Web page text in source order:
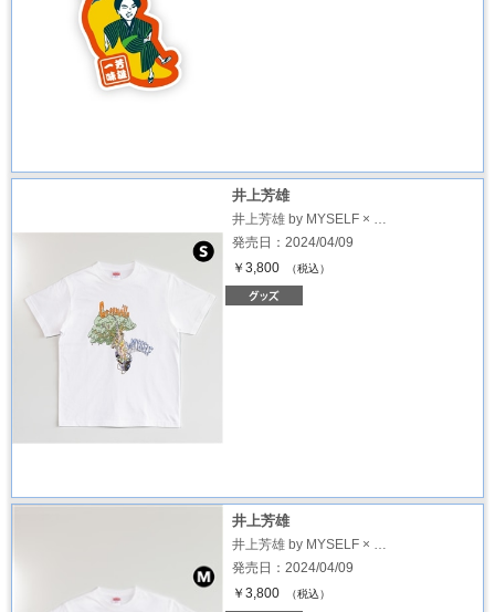
井上芳雄
井上芳雄 by MYSELF × …
発売日：2024/04/09
￥3,800
（税込）
井上芳雄
井上芳雄 by MYSELF × …
発売日：2024/04/09
￥3,800
（税込）